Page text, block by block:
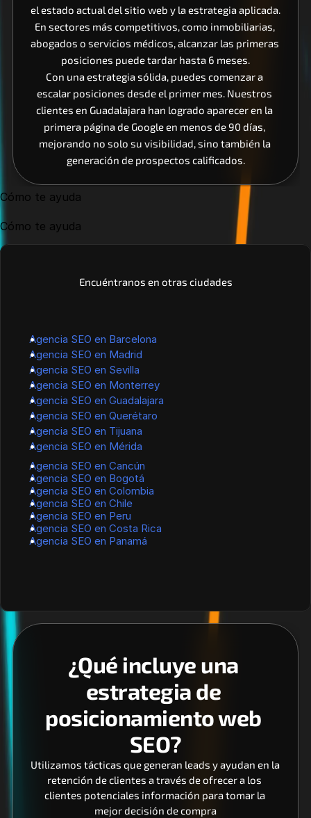
el estado actual del sitio web y la estrategia aplicada.
En sectores más competitivos, como inmobiliarias,
abogados o servicios médicos, alcanzar las primeras
posiciones puede tardar hasta 6 meses.
Con una estrategia sólida, puedes comenzar a
escalar posiciones desde el primer mes. Nuestros
clientes en Guadalajara han logrado aparecer en la
primera página de Google en menos de 90 días,
mejorando no solo su visibilidad, sino también la
generación de prospectos calificados.
Cómo te ayuda
Cómo te ayuda
¿Qué incluye una
estrategia de
posicionamiento web
SEO?
Utilizamos tácticas que generan leads y ayudan en la
retención de clientes a través de ofrecer a los
clientes potenciales información para tomar la
mejor decisión de compra
Encuéntranos en otras ciudades
Agencia SEO en Barcelona
Agencia SEO en Madrid
Agencia SEO en Sevilla
Agencia SEO en Monterrey
Agencia SEO en Guadalajara
Agencia SEO en Querétaro
Agencia SEO en Tijuana
Agencia SEO en Mérida
Agencia SEO en Cancún
Agencia SEO en Bogotá
Agencia SEO en Colombia
Agencia SEO en Chile
Agencia SEO en Peru
Agencia SEO en Costa Rica
Agencia SEO en Panamá